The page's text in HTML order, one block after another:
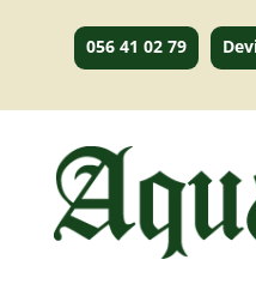
056 41 02 79